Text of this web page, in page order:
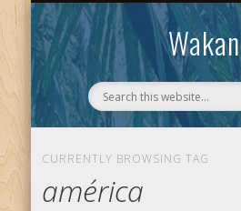
Wakan
WAKAN
CONTACTO
CURRENTLY BROWSING TAG
américa